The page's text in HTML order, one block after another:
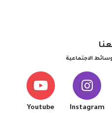
الاجتماعية
Instagram
Youtube